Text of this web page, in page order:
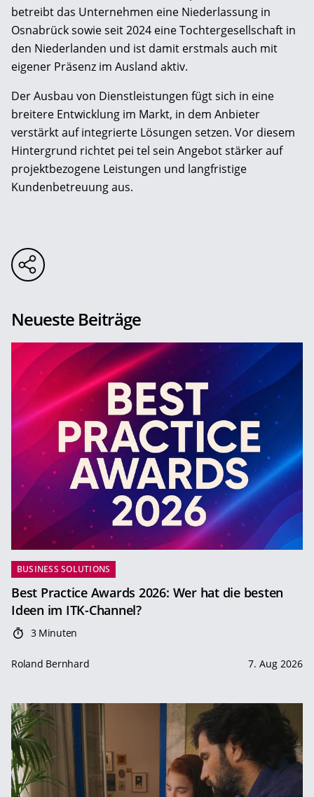
betreibt das Unternehmen eine Niederlassung in
Osnabrück sowie seit 2024 eine Tochtergesellschaft in
den Niederlanden und ist damit erstmals auch mit
eigener Präsenz im Ausland aktiv.
Der Ausbau von Dienstleistungen fügt sich in eine
breitere Entwicklung im Markt, in dem Anbieter
verstärkt auf integrierte Lösungen setzen. Vor diesem
Hintergrund richtet pei tel sein Angebot stärker auf
projektbezogene Leistungen und langfristige
Kundenbetreuung aus.
Neueste Beiträge
BUSINESS SOLUTIONS
Best Practice Awards 2026: Wer hat die besten
Ideen im ITK-Channel?
3 Minuten
Roland Bernhard 7. Aug 2026